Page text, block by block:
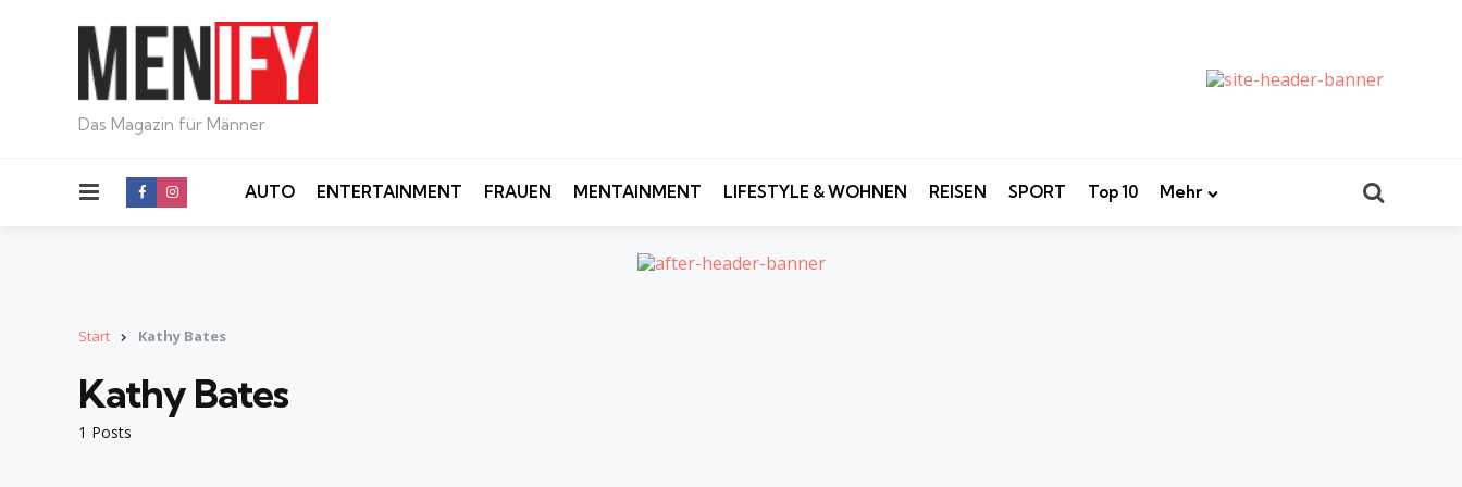
Das Magazin für Männer
Menu AUTO ENTERTAINMENT FRAUEN MENTAINMENT LIFESTYLE & WOHNEN REISEN SPORT Top 10 Mehr
Start Kathy Bates
1 Posts
Kathy Bates